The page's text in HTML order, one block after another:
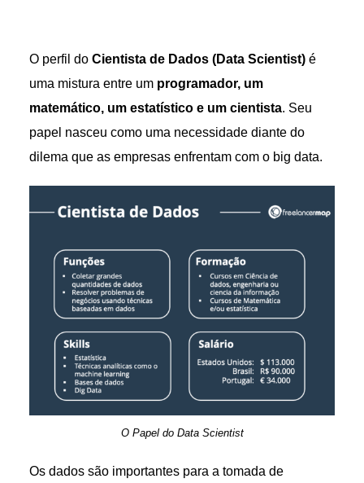
O perfil do Cientista de Dados (Data Scientist)é
uma mistura entre um programador, um
matemático, um estatístico e um cientista. Seu
papel nasceu como uma necessidade diante do
dilema que as empresas enfrentam com o big data.
O Papel do Data Scientist
Os dados são importantes para a tomada de